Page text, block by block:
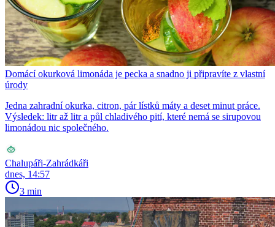
Domácí okurková limonáda je pecka a snadno ji připravíte z vlastní
úrody
Jedna zahradní okurka, citron, pár lístků máty a deset minut práce.
Výsledek: litr až litr a půl chladivého pití, které nemá se sirupovou
limonádou nic společného.
Chalupáři-Zahrádkáři
dnes, 14:57
3 min